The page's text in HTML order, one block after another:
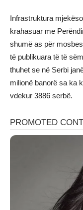
Infrastruktura
krahasuar me
shumë as për
të publikuara të të
thuhet se në Serbi
milionë banorë sa ka
vdekur 3886 serbë.